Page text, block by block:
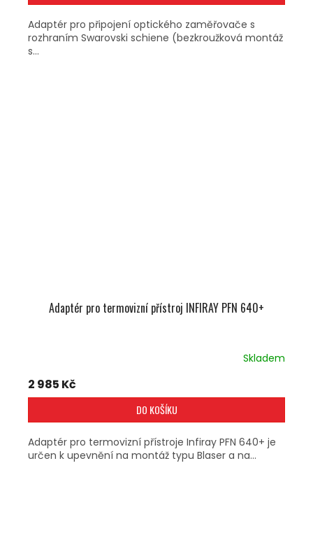
Adaptér pro připojení optického zaměřovače s
rozhraním Swarovski schiene (bezkroužková montáž
s...
Adaptér pro termovizní přístroj INFIRAY PFN 640+
Skladem
2 985 Kč
DO KOŠÍKU
Adaptér pro termovizní přístroje Infiray PFN 640+ je
určen k upevnění na montáž typu Blaser a na...